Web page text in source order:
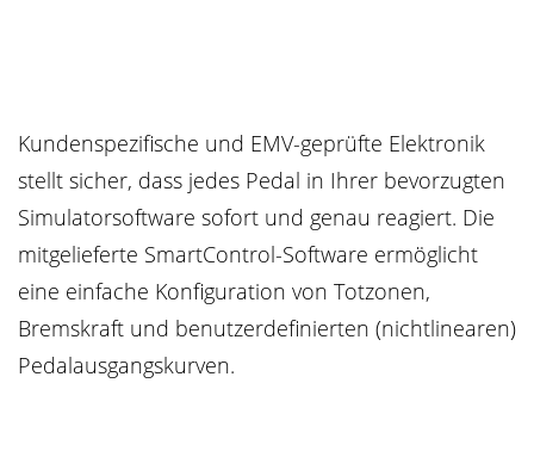
Kundenspezifische und EMV-geprüfte Elektronik
stellt sicher, dass jedes Pedal in Ihrer bevorzugten
Simulatorsoftware sofort und genau reagiert. Die
mitgelieferte SmartControl-Software ermöglicht
eine einfache Konfiguration von Totzonen,
Bremskraft und benutzerdefinierten (nichtlinearen)
Pedalausgangskurven.